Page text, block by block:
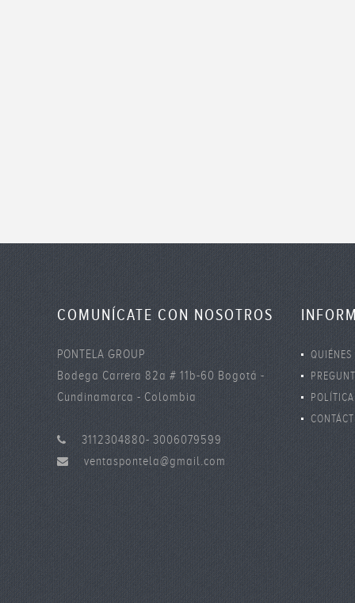
COMUNÍCATE CON NOSOTROS
PONTELA GROUP
Bodega Carrera 82a # 11b-60 Bogotá -
Cundinamarca - Colombia
3112304880- 3006079599
ventaspontela@gmail.com
QUIÉNES
DE